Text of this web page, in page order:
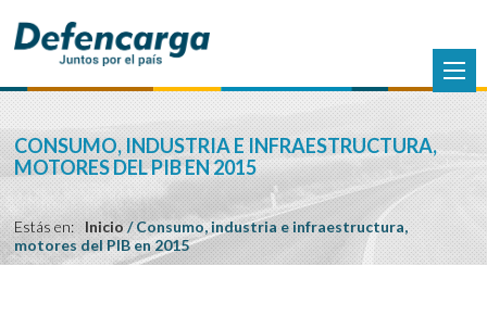
CONSUMO, INDUSTRIA E INFRAESTRUCTURA,
MOTORES DEL PIB EN 2015
Estás en: Inicio/Consumo, industria e infraestructura,
motores del PIB en 2015